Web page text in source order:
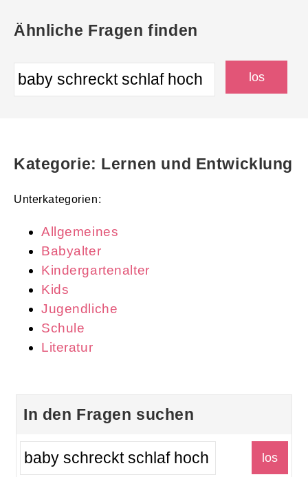
Ähnliche Fragen finden
Kategorie: Lernen und Entwicklung
Unterkategorien:
Allgemeines
Babyalter
Kindergartenalter
Kids
Jugendliche
Schule
Literatur
In den Fragen suchen